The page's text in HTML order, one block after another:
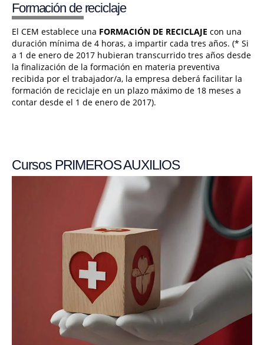
Formación de reciclaje
El CEM establece una FORMACIÓN DE RECICLAJE con una
duración mínima de 4 horas, a impartir cada tres años. (* Si
a 1 de enero de 2017 hubieran transcurrido tres años desde
la finalización de la formación en materia preventiva
recibida por el trabajador/a, la empresa deberá facilitar la
formación de reciclaje en un plazo máximo de 18 meses a
contar desde el 1 de enero de 2017).
Cursos PRIMEROS AUXILIOS